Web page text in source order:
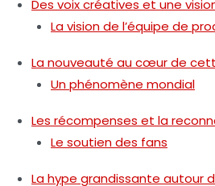
Des voix créatives et une
La vision de l’équipe de
La nouveauté au cœur de
Un phénomène mondial
Les récompenses et la
Le soutien des fans
La hype grandissante autour